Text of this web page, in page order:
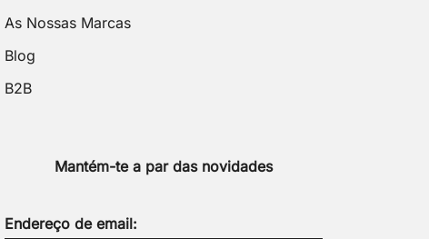
As Nossas Marcas
Blog
B2B
Mantém-te a par das novidades
Endereço de email: